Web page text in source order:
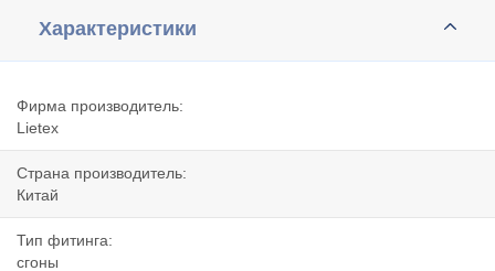
Характеристики
Фирма производитель:
Lietex
Страна производитель:
Китай
Тип фитинга:
сгоны